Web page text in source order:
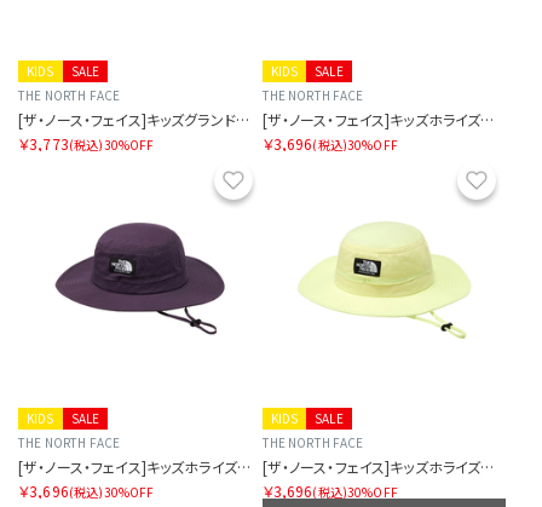
SALE
KIDS
THE NORTH FACE
[ザ・ノース・フェイス]キッズグランドホライズンハット
￥3,773(税込)30%OFF
SALE
KIDS
THE NORTH FACE
[ザ・ノース・フェイス]キッズホライズンハット
￥3,696(税込)30%OFF
お気に入り
SALE
KIDS
THE NORTH FACE
[ザ・ノース・フェイス]キッズホライズンハット
￥3,696(税込)30%OFF
SALE
KIDS
THE NORTH FACE
[ザ・ノース・フェイス]キッズホライズンハット
￥3,696(税込)30%OFF